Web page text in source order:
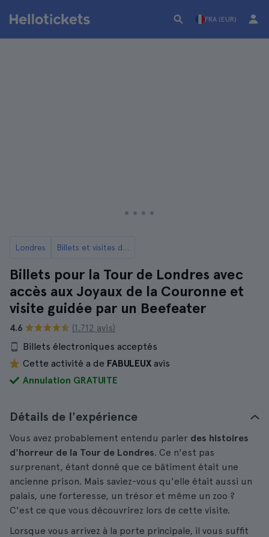
FRA (EUR)
Londres Billets et visites de la Tour de Londres
Billets pour la Tour de Londres avec
accès aux Joyaux de la Couronne et
visite guidée par un Beefeater
4.6
(1.712 avis)
Billets électroniques acceptés
Cette activité a de FABULEUX avis
Annulation GRATUITE
Détails de l'expérience
Vous avez probablement entendu parler des histoires
d'horreur de la Tour de Londres. Ce n'est pas
surprenant, étant donné que ce bâtiment était une
ancienne prison. Mais saviez-vous qu'elle était aussi un
palais, une forteresse, un trésor et même un zoo ?
C'est ce que vous découvrirez lors de cette visite.
Lorsque vous arrivez à la porte principale, il vous suffit